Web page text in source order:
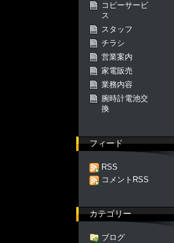
コピーサービ
ス
スタッフ
チラシ
営業案内
家電販売
業務内容
腕時計電池交
換
フィード
RSS
コメントRSS
カテゴリー
ブログ